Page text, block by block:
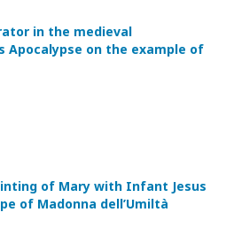
in the medieval
Apocalypse on the example of
of Mary with Infant Jesus
of Madonna dell’Umiltà